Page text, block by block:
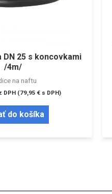
DN 25 s koncovkami
/4m/
na naftu
DPH (79,95 € s DPH)
do košíka